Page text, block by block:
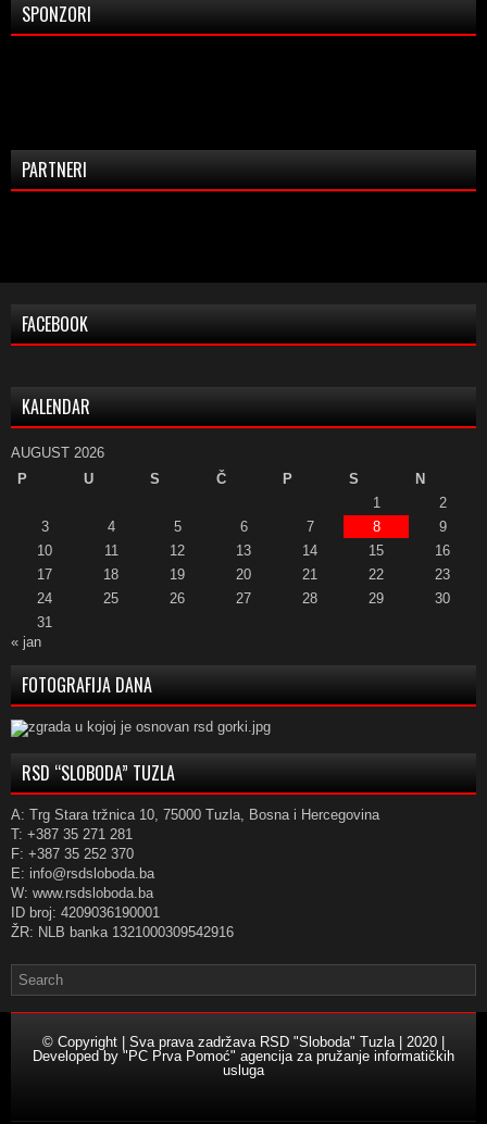
SPONZORI
PARTNERI
FACEBOOK
KALENDAR
AUGUST 2026
P
U S Č P S
N
1
2
3
4 5 6 7 8
9
10
11 12 13 14 15
16
17
18 19 20 21 22
23
24
25 26 27 28 29
30
31
« jan
FOTOGRAFIJA DANA
RSD “SLOBODA” TUZLA
A: Trg Stara tržnica 10, 75000 Tuzla, Bosna i Hercegovina
T: +387 35 271 281
F: +387 35 252 370
E: info@rsdsloboda.ba
W: www.rsdsloboda.ba
ID broj: 4209036190001
ŽR: NLB banka 1321000309542916
© Copyright | Sva prava zadržava RSD "Sloboda" Tuzla | 2020 |
Developed by "PC Prva Pomoć" agencija za pružanje informatičkih
usluga